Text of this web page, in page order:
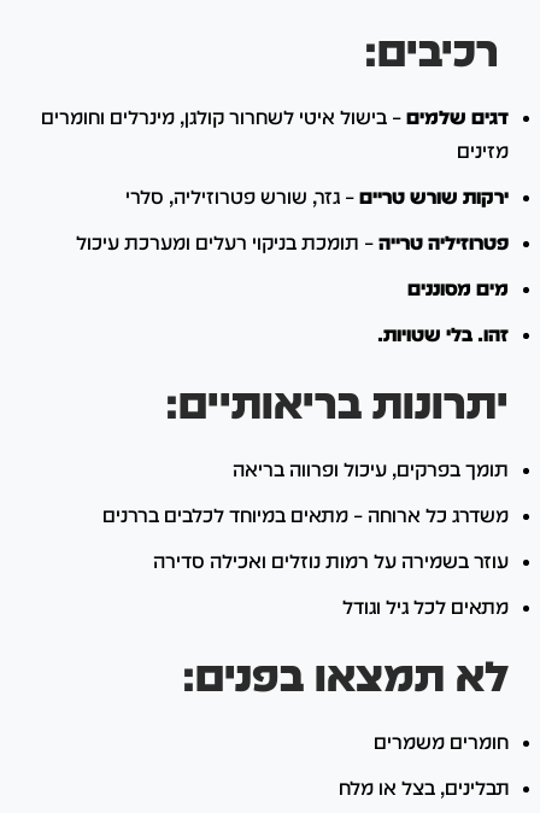
רכיבים:
דגים שלמים– בישול איטי לשחרור קולגן, מינרלים וחומרים
מזינים
ירקות שורש טריים– גזר, שורש פטרוזיליה, סלרי
פטרוזיליה טרייה– תומכת בניקוי רעלים ומערכת עיכול
מים מסוננים
זהו. בלי שטויות.
יתרונות בריאותיים:
תומך בפרקים, עיכול ופרווה בריאה
משדרג כל ארוחה – מתאים במיוחד לכלבים בררנים
עוזר בשמירה על רמות נוזלים ואכילה סדירה
מתאים לכל גיל וגודל
לא תמצאו בפנים:
חומרים משמרים
תבלינים, בצל או מלח